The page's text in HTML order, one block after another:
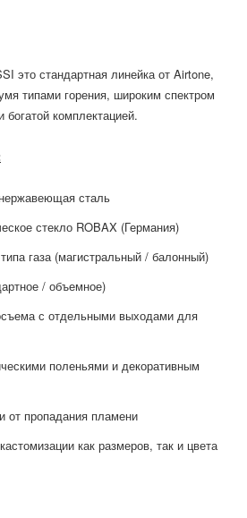
это стандартная линейка от Airtone,
типами горения, широким спектром
богатой комплектацией.
сталь
стекло ROBAX (Германия)
газа (магистральный / балонный)
/ объемное)
с отдельными выходами для
поленьями и декоративным
от пропадания пламени
как размеров, так и цвета